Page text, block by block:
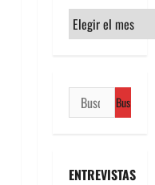
Archivos
Buscar:
ENTREVISTAS